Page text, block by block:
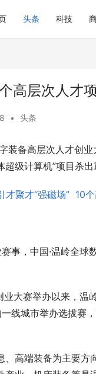
头条 科技
高层次人才
• 头条
装备高层次人才创
级计算机”项目杀出
事，中国·温岭全球
大赛举办以来，
线城市举办选拔赛
、高端装备为主要